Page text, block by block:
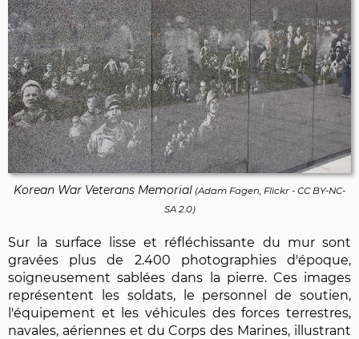
Korean War Veterans Memorial (Adam Fagen, Flickr - CC BY-NC-
SA 2.0)
Sur la surface lisse et réfléchissante du mur sont
gravées plus de 2.400 photographies d'époque,
soigneusement sablées dans la pierre. Ces images
représentent les soldats, le personnel de soutien,
l'équipement et les véhicules des forces terrestres,
navales, aériennes et du Corps des Marines, illustrant